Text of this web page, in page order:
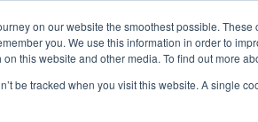
on our website the smoothest possible.
you. We use this information in order to
this website and other media. To find out more
be tracked when you visit this website. A single
LösungenPartnerDownloads & News